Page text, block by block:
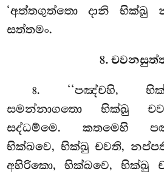
‘අත්තගුත්තො දානි භික්ඛු
සත්තමං.
8.
8. ‘‘පඤ්චහි,
සමන්නාගතො භික්ඛු
සද්ධම්මෙ. කතමෙහි
භික්ඛවෙ, භික්ඛු චවති,
අහිරිකො, භික්ඛවෙ, භික්ඛු